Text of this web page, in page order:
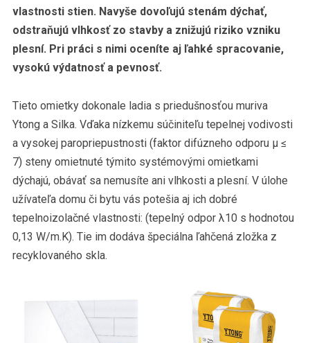
vlastnosti stien. Navyše dovoľujú stenám dýchať,
odstraňujú vlhkosť zo stavby a znižujú riziko vzniku
plesní. Pri práci s nimi oceníte aj ľahké spracovanie,
vysokú výdatnosť a pevnosť.
Tieto omietky dokonale ladia s priedušnosťou muriva
Ytong a Silka. Vďaka nízkemu súčiniteľu tepelnej vodivosti
a vysokej paropriepustnosti (faktor difúzneho odporu μ ≤
7) steny omietnuté týmito systémovými omietkami
dýchajú, obávať sa nemusíte ani vlhkosti a plesní. V úlohe
užívateľa domu či bytu vás potešia aj ich dobré
tepelnoizolačné vlastnosti: (tepelný odpor λ10 s hodnotou
0,13 W/m.K). Tie im dodáva špeciálna ľahčená zložka z
recyklovaného skla.